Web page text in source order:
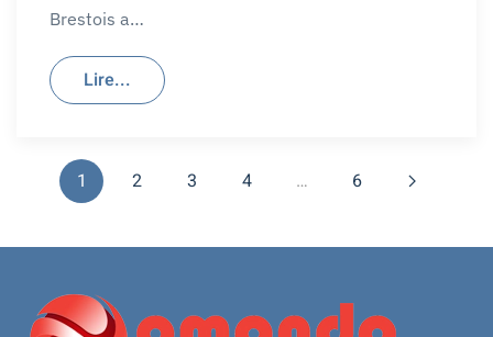
Brestois a…
Lire...
1 2 3 4 … 6